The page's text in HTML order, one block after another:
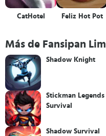
CatHotel Feliz Hot Pot
Más de Fansipan
Shadow Knight
Stickman Legends
Survival
Shadow Survival